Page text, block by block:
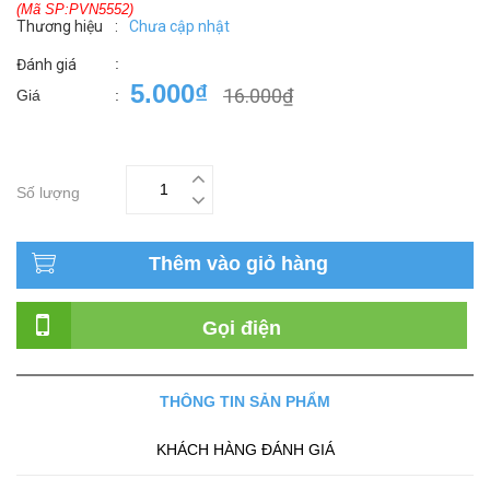
(Mã SP:PVN5552)
Thương hiệu : Chưa cập nhật
Đánh giá
:
Giá
: 5.000₫ 16.000₫
Số lượng
Thêm vào giỏ hàng
Gọi điện
THÔNG TIN SẢN PHẨM
KHÁCH HÀNG ĐÁNH GIÁ